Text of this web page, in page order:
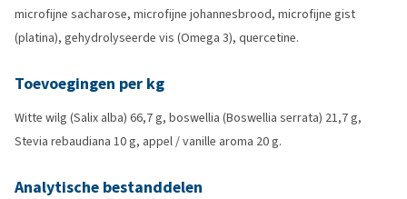
microfijne sacharose, microfijne johannesbrood, microfijne gist
(platina), gehydrolyseerde vis (Omega 3), quercetine.
Toevoegingen per kg
Witte wilg (Salix alba) 66,7 g, boswellia (Boswellia serrata) 21,7 g,
Stevia rebaudiana 10 g, appel / vanille aroma 20 g.
Analytische bestanddelen